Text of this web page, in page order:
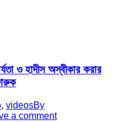
ও হাদীস অস্বীকার করার
, videosBy
a comment